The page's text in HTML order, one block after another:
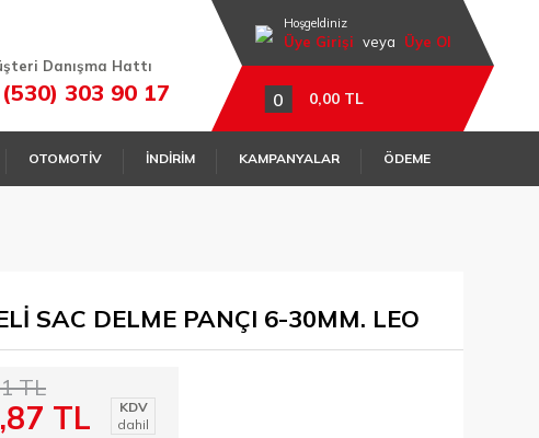
Danışma Hattı
303 90 17
Hoşgeldiniz
Üye Girişi veya Üye Ol
0 0,00 TL
OTOMOTİV İNDİRİM KAMPANYALAR ÖDEME
SAC DELME PANÇI 6-30MM. LEO
TL
TL
KDV
dahil